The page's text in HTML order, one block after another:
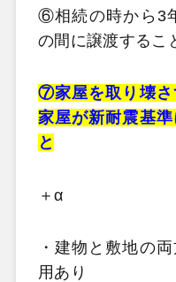
⑥相続の時から3
の間に譲渡するこ
⑦家屋を取り壊さ
家屋が新耐震基
と
＋α
・建物と敷地の
用あり